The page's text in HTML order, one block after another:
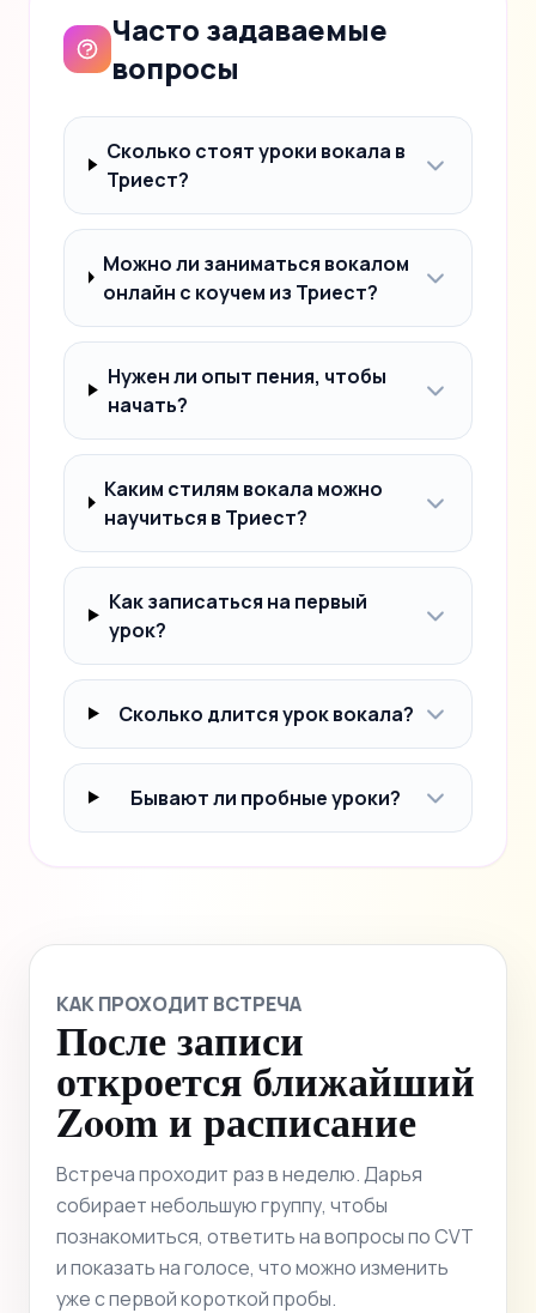
Часто задаваемые
вопросы
Сколько стоят уроки вокала в
Триест?
Можно ли заниматься вокалом
онлайн с коучем из Триест?
Нужен ли опыт пения, чтобы
начать?
Каким стилям вокала можно
научиться в Триест?
Как записаться на первый
урок?
Сколько длится урок вокала?
Бывают ли пробные уроки?
КАК ПРОХОДИТ ВСТРЕЧА
После записи
откроется ближайший
Zoom и расписание
Встреча проходит раз в неделю. Дарья
собирает небольшую группу, чтобы
познакомиться, ответить на вопросы по CVT
и показать на голосе, что можно изменить
уже с первой короткой пробы.